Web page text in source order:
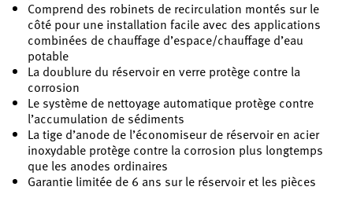
Comprend des robinets de recirculation montés sur le
côté pour une installation facile avec des applications
combinées de chauffage d’espace/chauffage d’eau
potable
La doublure du réservoir en verre protège contre la
corrosion
Le système de nettoyage automatique protège contre
l’accumulation de sédiments
La tige d’anode de l’économiseur de réservoir en acier
inoxydable protège contre la corrosion plus longtemps
que les anodes ordinaires
Garantie limitée de 6 ans sur le réservoir et les pièces